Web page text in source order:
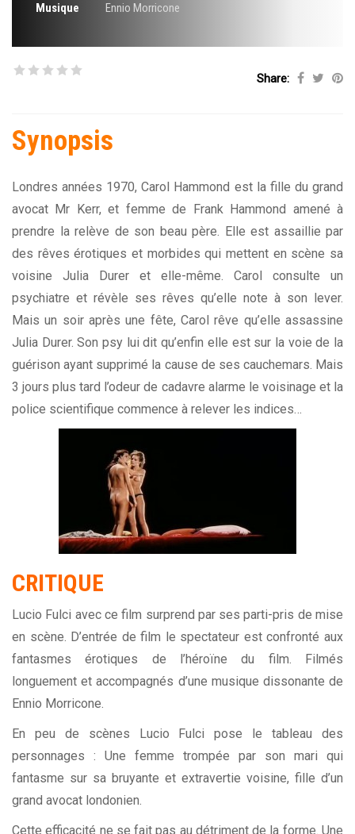
Musique
Ennio Morricone
Share:
Synopsis
Londres années 1970, Carol Hammond est la fille du grand
avocat Mr Kerr, et femme de Frank Hammond amené à
prendre la relève de son beau père. Elle est assaillie par
des rêves érotiques et morbides qui mettent en scène sa
voisine Julia Durer et elle-même. Carol consulte un
psychiatre et révèle ses rêves qu’elle note à son lever.
Mais un soir après une fête, Carol rêve qu’elle assassine
Julia Durer. Son psy lui dit qu’enfin elle est sur la voie de la
guérison ayant supprimé la cause de ses cauchemars. Mais
3 jours plus tard l’odeur de cadavre alarme le voisinage et la
police scientifique commence à relever les indices…
CRITIQUE
Lucio Fulci avec ce film surprend par ses parti-pris de mise
en scène. D’entrée de film le spectateur est confronté aux
fantasmes érotiques de l’héroïne du film. Filmés
longuement et accompagnés d’une musique dissonante de
Ennio Morricone.
En peu de scènes Lucio Fulci pose le tableau des
personnages : Une femme trompée par son mari qui
fantasme sur sa bruyante et extravertie voisine, fille d’un
grand avocat londonien.
Cette efficacité ne se fait pas au détriment de la forme. Une